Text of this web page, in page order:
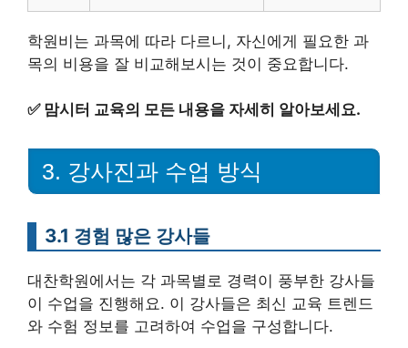
학원비는 과목에 따라 다르니, 자신에게 필요한 과
목의 비용을 잘 비교해보시는 것이 중요합니다.
✅ 맘시터 교육의 모든 내용을 자세히 알아보세요.
3. 강사진과 수업 방식
3.1 경험 많은 강사들
대찬학원에서는 각 과목별로 경력이 풍부한 강사들
이 수업을 진행해요. 이 강사들은 최신 교육 트렌드
와 수험 정보를 고려하여 수업을 구성합니다.